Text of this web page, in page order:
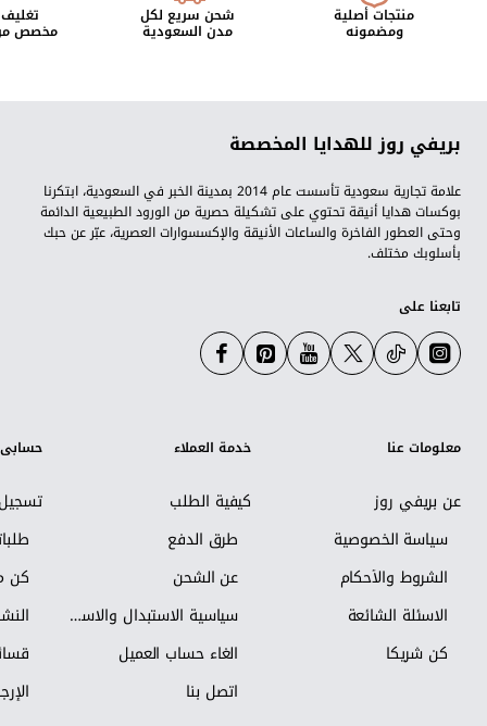
منتجات أصلية
ومضمونه
شحن سريع لكل
مدن السعودية مخصص
بريفي روز للهدايا المخصصة
علامة تجارية سعودية تأسست عام 2014 بمدينة الخبر في السعودية، ابتكرنا
بوكسات هدايا أنيقة تحتوي على تشكيلة حصرية من الورود الطبيعية الدائمة
وحتى العطور الفاخرة والساعات الأنيقة والإكسسوارات العصرية، عبّر عن حبك
بأسلوبك مختلف.
تابعنا على
معلومات عنا
عن بريفي روز
سياسة الخصوصية
الشروط والأحكام
الاسئلة الشائعة
كن شريكاً
خدمة العملاء
كيفية الطلب
طرق الدفع
عن الشحن
سياسية الاستبدال والاسترجاع
الغاء حساب العميل
اتصل بنا
حسابي
كن